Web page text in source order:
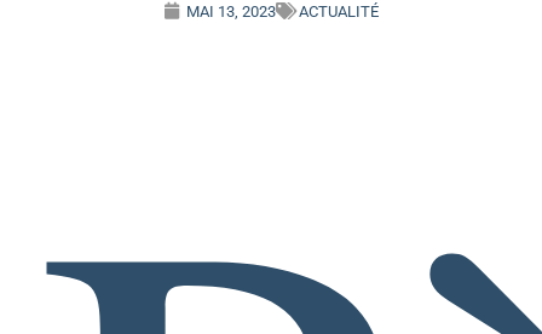
MAI 13, 2023 ACTUALITÉ